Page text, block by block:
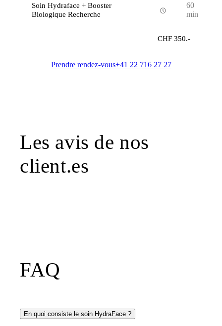
Soin Hydraface + Booster
Biologique Recherche
60
min
CHF 350.-
Prendre rendez-vous+41 22 716 27 27
Les avis de nos
client.es
FAQ
En quoi consiste le soin HydraFace ?